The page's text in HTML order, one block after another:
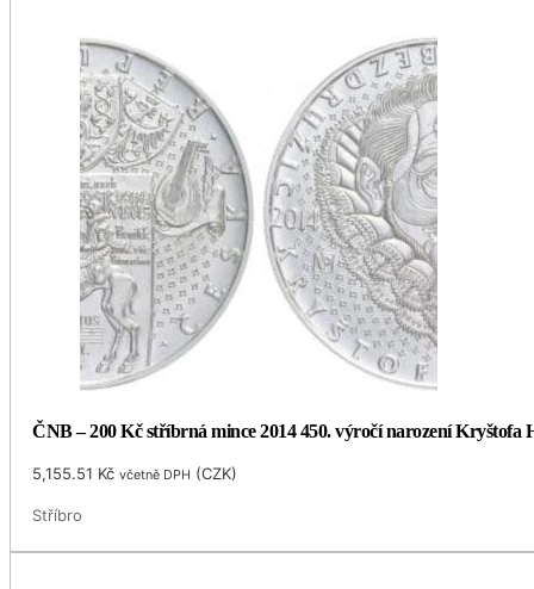
ČNB – 200 Kč stříbrná mince 2014 450. výročí narození
5,155.51 Kč včetně DPH (CZK)
Stříbro